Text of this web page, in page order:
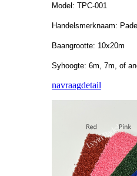
Model: TPC-001
Handelsmerknaam:
Baangrootte: 10x20m
Syhoogte: 6m, 7m, of
navraagdetail